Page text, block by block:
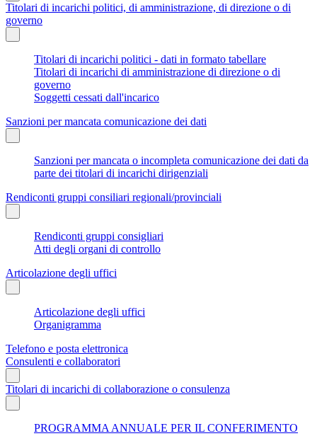
Titolari di incarichi politici, di amministrazione, di direzione o di
governo
Titolari di incarichi politici - dati in formato tabellare
Titolari di incarichi di amministrazione di direzione o di
governo
Soggetti cessati dall'incarico
Sanzioni per mancata comunicazione dei dati
Sanzioni per mancata o incompleta comunicazione dei dati da
parte dei titolari di incarichi dirigenziali
Rendiconti gruppi consiliari regionali/provinciali
Rendiconti gruppi consigliari
Atti degli organi di controllo
Articolazione degli uffici
Articolazione degli uffici
Organigramma
Telefono e posta elettronica
Consulenti e collaboratori
Titolari di incarichi di collaborazione o consulenza
PROGRAMMA ANNUALE PER IL CONFERIMENTO